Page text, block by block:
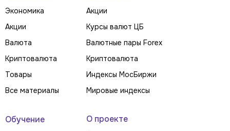
Экономика
Акции
Валюта
Криптовалюта
Товары
Все материалы
Акции
Курсы валют ЦБ
Валютные пары Forex
Криптовалюта
Индексы МосБиржи
Мировые индексы
Обучение О проекте